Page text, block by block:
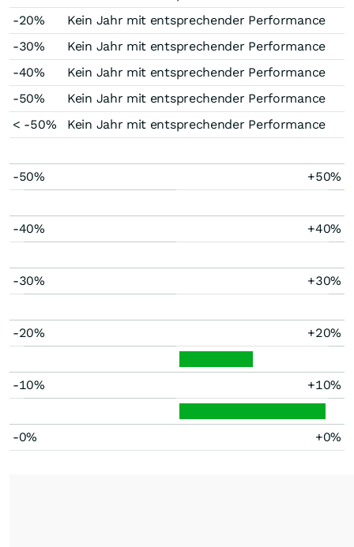
-20%
Kein Jahr mit entsprechender Performance
-30%
Kein Jahr mit entsprechender Performance
-40%
Kein Jahr mit entsprechender Performance
-50%
Kein Jahr mit entsprechender Performance
< -50%
Kein Jahr mit entsprechender Performance
-50% +50%
-40% +40%
-30% +30%
-20% +20%
-10% +10%
-0% +0%